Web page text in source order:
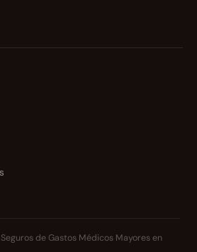
de Gastos Médicos Mayores en